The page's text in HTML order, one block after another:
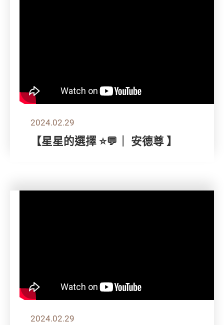
2024.02.29
【星星的選擇 ⭐💬｜ 安德尊 】
2024.02.29